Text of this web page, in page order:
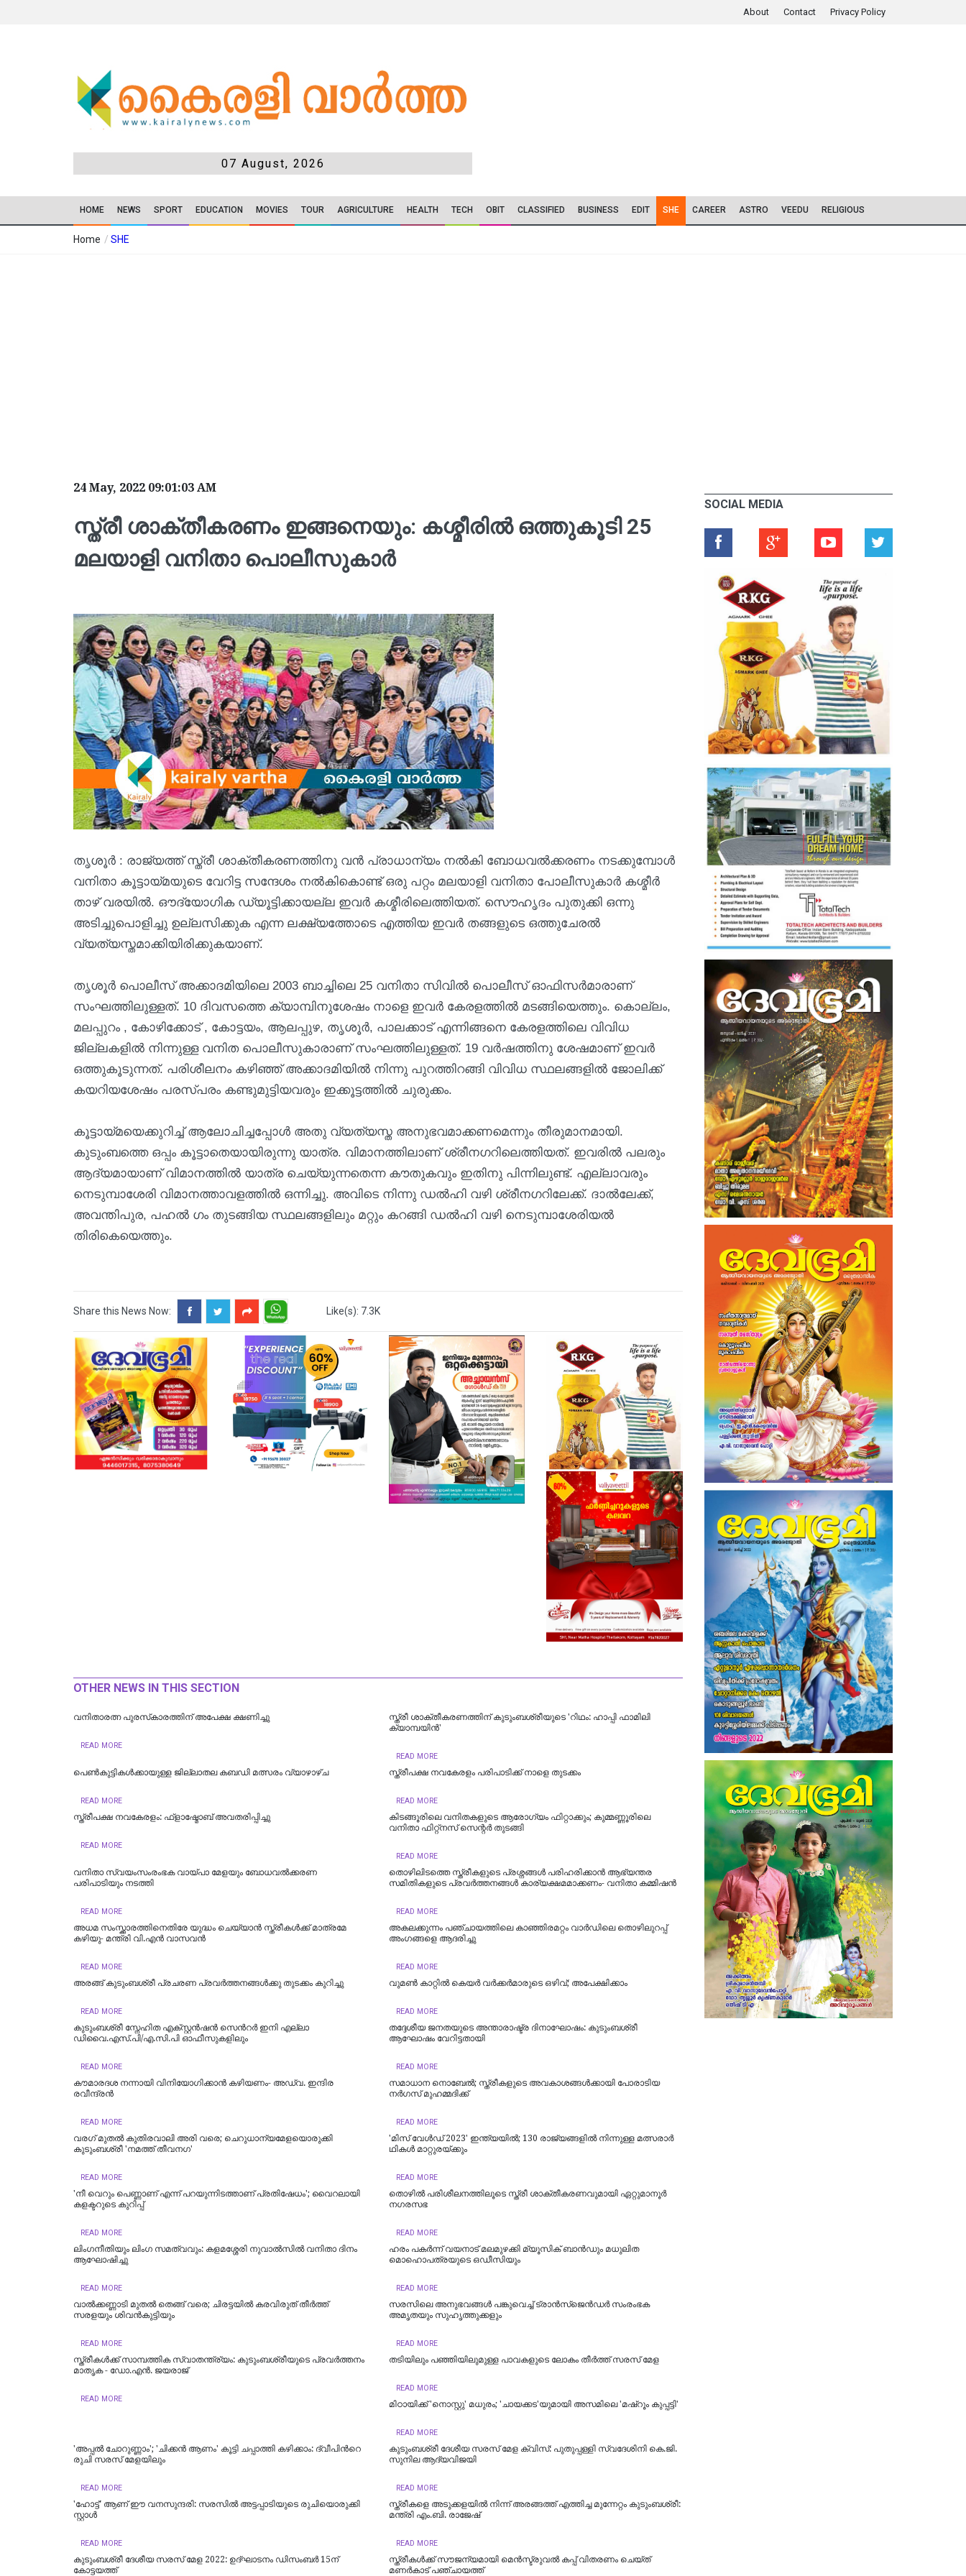
About Contact Privacy Policy
07 August, 2026
HOME NEWS SPORT EDUCATION MOVIES TOUR AGRICULTURE HEALTH TECH OBIT CLASSIFIED BUSINESS EDIT SHE CAREER ASTRO VEEDU RELIGIOUS
Home / SHE
24 May, 2022 09:01:03 AM
സ്ത്രീ ശാക്തീകരണം ഇങ്ങനെയും: കശ്മീരിൽ ഒത്തുകൂടി 25
മലയാളി വനിതാ പൊലീസുകാർ
തൃശൂര്‍ : രാജ്യത്ത് സ്ത്രീ ശാക്തീകരണത്തിനു വൻ പ്രാധാന്യം നൽകി ബോധവൽക്കരണം നടക്കുമ്പോൾ
വനിതാ കൂട്ടായ്മയുടെ വേറിട്ട സന്ദേശം നൽകികൊണ്ട് ഒരു പറ്റം മലയാളി വനിതാ പോലീസുകാര്‍ കശ്മീർ
താഴ് വരയിൽ. ഔദ്യോഗിക ഡ്യൂട്ടിക്കായല്ല ഇവർ കശ്മീരിലെത്തിയത്. സൌഹൃദം പുതുക്കി ഒന്നു
അടിച്ചുപൊളിച്ചു ഉല്ലസിക്കുക എന്ന ലക്ഷ്യത്തോടെ എത്തിയ ഇവര്‍ തങ്ങളുടെ ഒത്തുചേരൽ
വ്യത്യസ്തമാക്കിയിരിക്കുകയാണ്.
തൃശൂർ പൊലീസ് അക്കാദമിയിലെ 2003 ബാച്ചിലെ 25 വനിതാ സിവിൽ പൊലീസ് ഓഫിസർമാരാണ്
സംഘത്തിലുള്ളത്. 10 ദിവസത്തെ ക്യാമ്പിനുശേഷം നാളെ ഇവര്‍ കേരളത്തിൽ മടങ്ങിയെത്തും. കൊല്ലം,
മലപ്പുറം , കോഴിക്കോട് , കോട്ടയം, ആലപ്പുഴ, തൃശൂർ, പാലക്കാട് എന്നിങ്ങനെ കേരളത്തിലെ വിവിധ
ജില്ലകളിൽ നിന്നുള്ള വനിത പൊലീസുകാരാണ് സംഘത്തിലുള്ളത്. 19 വർഷത്തിനു ശേഷമാണ് ഇവർ
ഒത്തുകൂടുന്നത്. പരിശീലനം കഴിഞ്ഞ് അക്കാദമിയിൽ നിന്നു പുറത്തിറങ്ങി വിവിധ സ്ഥലങ്ങളിൽ ജോലിക്ക്
കയറിയശേഷം പരസ്പരം കണ്ടുമുട്ടിയവരും ഇക്കൂട്ടത്തില്‍ ചുരുക്കം.
കൂട്ടായ്മയെക്കുറിച്ച് ആലോചിച്ചപ്പോൾ അതു വ്യത്യസ്ത അനുഭവമാക്കണമെന്നും തീരുമാനമായി.
കുടുംബത്തെ ഒപ്പം കൂട്ടാതെയായിരുന്നു യാത്ര. വിമാനത്തിലാണ് ശ്രീനഗറിലെത്തിയത്. ഇവരിൽ പലരും
ആദ്യമായാണ് വിമാനത്തിൽ യാത്ര ചെയ്യുന്നതെന്ന കൗതുകവും ഇതിനു പിന്നിലുണ്ട്. എല്ലാവരും
നെടുമ്പാശേരി വിമാനത്താവളത്തിൽ ഒന്നിച്ചു. അവിടെ നിന്നു ഡൽഹി വഴി ശ്രീനഗറിലേക്ക്. ദാൽലേക്ക്,
അവന്തിപുര, പഹൽ ഗം തുടങ്ങിയ സ്ഥലങ്ങളിലും മറ്റും കറങ്ങി ഡൽഹി വഴി നെടുമ്പാശേരിയൽ
തിരികെയെത്തും.
Share this News Now: Like(s): 7.3K
OTHER NEWS IN THIS SECTION
വനിതാരത്ന പുരസ്‌കാരത്തിന് അപേക്ഷ ക്ഷണിച്ചു
READ MORE
സ്ത്രീ ശാക്തീകരണത്തിന് കുടുംബശ്രീയുടെ 'റിഥം: ഹാപ്പി ഫാമിലി
ക്യാമ്പയിൻ'
READ MORE
പെൺകുട്ടികൾക്കായുള്ള ജില്ലാതല കബഡി മത്സരം വ്യാഴാഴ്ച
READ MORE
സ്ത്രീപക്ഷ നവകേരളം പരിപാടിക്ക് നാളെ തുടക്കം
READ MORE
സ്ത്രീപക്ഷ നവകേരളം: ഫ്ളാഷ്മോബ് അവതരിപ്പിച്ചു
READ MORE
കിടങ്ങൂരിലെ വനിതകളുടെ ആരോഗ്യം ഫിറ്റാക്കും; കുമ്മണ്ണൂരിലെ
വനിതാ ഫിറ്റ്‌നസ് സെന്റർ തുടങ്ങി
READ MORE
വനിതാ സ്വയംസംരംഭക വായ്പാ മേളയും ബോധവൽക്കരണ
പരിപാടിയും നടത്തി
READ MORE
തൊഴിലിടത്തെ സ്ത്രീകളുടെ പ്രശ്നങ്ങൾ പരിഹരിക്കാൻ ആഭ്യന്തര
സമിതികളുടെ പ്രവർത്തനങ്ങൾ കാര്യക്ഷമമാക്കണം- വനിതാ കമ്മിഷൻ
READ MORE
അധമ സംസ്ക്കാരത്തിനെതിരേ യുദ്ധം ചെയ്യാൻ സ്ത്രീകൾക്ക് മാത്രമേ
കഴിയു- മന്ത്രി വി.എൻ വാസവൻ
READ MORE
അകലക്കുന്നം പഞ്ചായത്തിലെ കാഞ്ഞിരമറ്റം വാര്‍ഡിലെ തൊഴിലുറപ്പ്
അംഗങ്ങളെ ആദരിച്ചു
READ MORE
അരങ്ങ് കുടുംബശ്രീ പ്രചരണ പ്രവർത്തനങ്ങൾക്കു തുടക്കം കുറിച്ചു
READ MORE
വുമണ്‍ കാറ്റില്‍ കെയര്‍ വര്‍ക്കര്‍മാരുടെ ഒഴിവ്; അപേക്ഷിക്കാം
READ MORE
കുടുംബശ്രീ സ്നേഹിത എക്സ്റ്റന്‍ഷന്‍ സെന്‍റര്‍ ഇനി എല്ലാ
ഡിവൈ.എസ്.പി/എ.സി.പി ഓഫീസുകളിലും
READ MORE
തദ്ദേശീയ ജനതയുടെ അന്താരാഷ്ട്ര ദിനാഘോഷം: കുടുംബശ്രീ
ആഘോഷം വേറിട്ടതായി
READ MORE
കൗമാരദശ നന്നായി വിനിയോഗിക്കാന്‍ കഴിയണം- അഡ്വ. ഇന്ദിര
രവീന്ദ്രൻ
READ MORE
സമാധാന നൊബേൽ; സ്ത്രീകളുടെ അവകാശങ്ങൾക്കായി പോരാടിയ
നർഗസ് മുഹമ്മദിക്ക്
READ MORE
വരഗ് മുതൽ കുതിരവാലി അരി വരെ; ചെറുധാന്യമേളയൊരുക്കി
കുടുംബശ്രീ 'നമത്ത് തീവനഗ'
READ MORE
'മി​സ് വേ​ള്‍​ഡ് 2023' ഇ​ന്ത്യ​യി​ല്‍; 130 രാ​ജ്യ​ങ്ങ​ളി​ല്‍ നി​ന്നു​ള്ള മ​ത്സ​രാ​ര്‍​
ഥി​ക​ള്‍ മാ​റ്റു​ര​യ്ക്കും
READ MORE
'നീ വെറും പെണ്ണാണ് എന്ന് പറയുന്നിടത്താണ് പ്രതിഷേധം'; വൈറലായി
കളക്ടറുടെ കുറിപ്പ്
READ MORE
തൊഴിൽ പരിശീലനത്തിലൂടെ സ്ത്രീ ശാക്തീകരണവുമായി ഏറ്റുമാനൂര്‍
നഗരസഭ
READ MORE
ലിംഗനീതിയും ലിംഗ സമത്വവും: കളമശ്ശേരി നുവാൽസിൽ വനിതാ ദിനം
ആഘോഷിച്ചു
READ MORE
ഹരം പകര്‍ന്ന് വയനാട് മലമുഴക്കി മ്യൂസിക് ബാൻഡും മധുലിത
മൊഹൊപത്രയുടെ ഒഡീസിയും
READ MORE
വാൽക്കണ്ണാടി മുതൽ തെങ്ങ് വരെ; ചിരട്ടയിൽ കരവിരുത് തീർത്ത്
സരളയും ശിവൻകുട്ടിയും
READ MORE
സരസിലെ അനുഭവങ്ങൾ പങ്കുവെച്ച് ട്രാൻസ്ജെൻഡർ സംരംഭക
അമൃതയും സുഹൃത്തുക്കളും
READ MORE
സ്ത്രീകൾക്ക് സാമ്പത്തിക സ്വാതന്ത്ര്യം: കുടുംബശ്രീയുടെ പ്രവർത്തനം
മാതൃക - ഡോ.എൻ. ജയരാജ്
READ MORE
തടിയിലും പഞ്ഞിയിലുമുള്ള പാവകളുടെ ലോകം തീർത്ത് സരസ് മേള
READ MORE
മിഠായിക്ക് 'നൊസ്റ്റു' മധുരം; 'ചായക്കട'യുമായി അസമിലെ 'മഷ്റൂം കുപ്പട്ടി'
READ MORE
'അപ്പൽ ചോറുണ്ണാം'; 'ചിക്കൻ ആണം' കൂട്ടി ചപ്പാത്തി കഴിക്കാം: ദ്വീപിന്‍റെ
രുചി സരസ് മേളയിലും
READ MORE
കുടുംബശ്രീ ദേശീയ സരസ് മേള ക്വിസ്: പുതുപ്പള്ളി സ്വദേശിനി കെ.ജി.
സുനില ആദ്യവിജയി
READ MORE
'ഹോട്ട്' ആണ് ഈ വനസുന്ദരി: സരസിൽ അട്ടപ്പാടിയുടെ രുചിയൊരുക്കി
സ്റ്റാൾ
READ MORE
സ്ത്രീകളെ അടുക്കളയിൽ നിന്ന് അരങ്ങത്ത് എത്തിച്ച മുന്നേറ്റം കുടുംബശ്രീ:
മന്ത്രി എം.ബി. രാജേഷ്
READ MORE
കുടുംബശ്രീ ദേശീയ സരസ് മേള 2022: ഉദ്ഘാടനം ഡിസംബര്‍ 15ന്
കോട്ടയത്ത്
സ്ത്രീകൾക്ക് സൗജന്യമായി മെൻസ്ട്രുവൽ കപ്പ് വിതരണം ചെയ്ത്
മണർകാട് പഞ്ചായത്ത്
SOCIAL MEDIA